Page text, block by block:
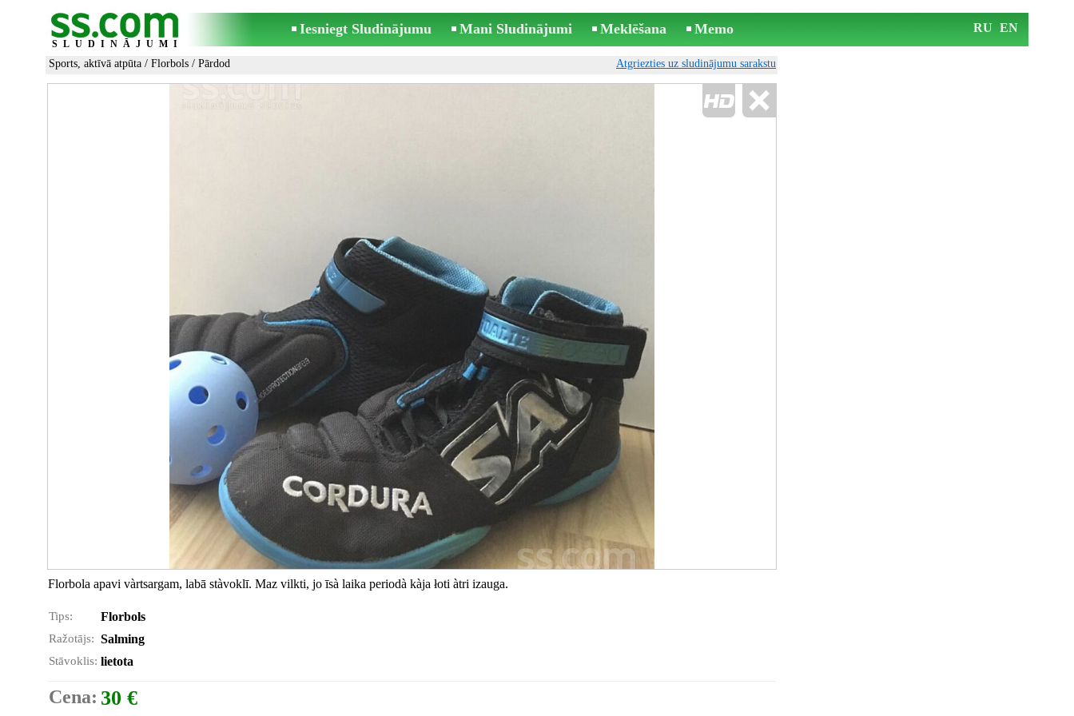
SLUDINĀJUMI
Iesniegt Sludinājumu Mani Sludinājumi Meklēšana Memo RU EN
Sports, aktīvā atpūta / Florbols / Pārdod Atgriezties uz sludinājumu sarakstu
Florbola apavi vàrtsargam, labā stàvoklī. Maz vilkti, jo īsà laika periodà kàja łoti àtri izauga.
Tips: Florbols
Ražotājs: Salming
Stāvoklis: lietota
Cena: 30 €